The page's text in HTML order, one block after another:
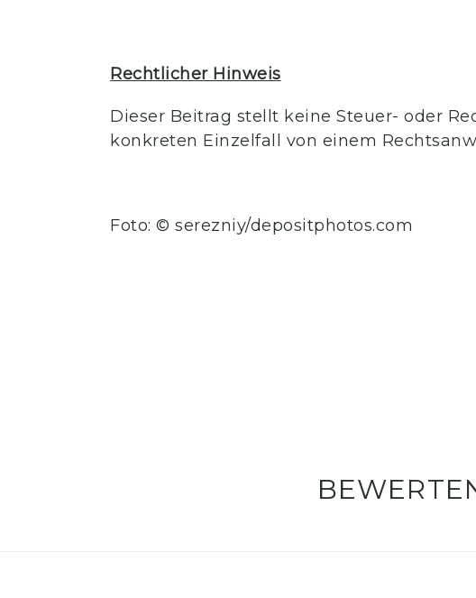
Rechtlicher Hinweis
Dieser Beitrag stellt keine Steuer- oder
konkreten Einzelfall von einem
Foto: © serezniy/depositphotos.com